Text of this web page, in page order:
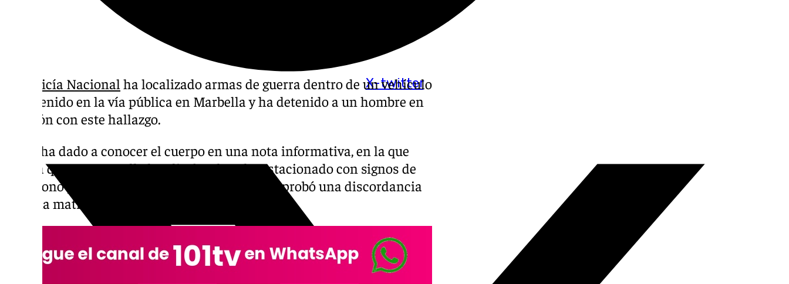
X-twitter
Policía Nacional ha localizado armas de guerra dentro de un vehículo
intervenido en la vía pública en Marbella y ha detenido a un hombre en
relación con este hallazgo.
Así lo ha dado a conocer el cuerpo en una nota informativa, en la que
señala que una patrulla localizaba el coche estacionado con signos de
abandono y sin ocupantes en su interior, y comprobó una discordancia
entre la matrícula y el número de bastidor.